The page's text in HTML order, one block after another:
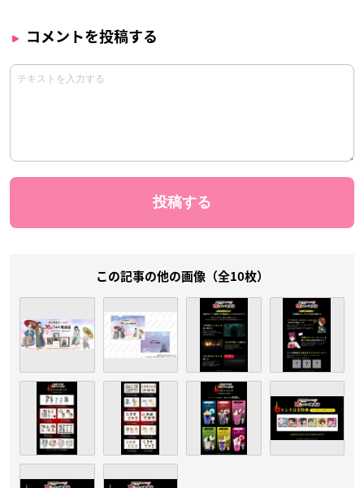
コメントを投稿する
この記事の他の画像（全10枚）